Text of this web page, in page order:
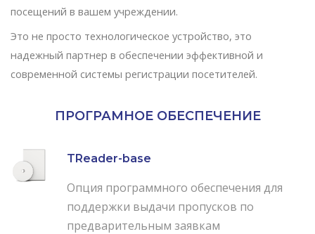
посещений в вашем учреждении.
Это не просто технологическое устройство, это
надежный партнер в обеспечении эффективной и
современной системы регистрации посетителей.
ПРОГРАМНОЕ ОБЕСПЕЧЕНИЕ
TReader-base
Опция программного обеспечения для
поддержки выдачи пропусков по
предварительным заявкам